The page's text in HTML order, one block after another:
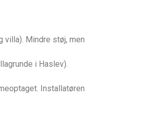
Mindre støj, men
i Haslev).
Installatøren